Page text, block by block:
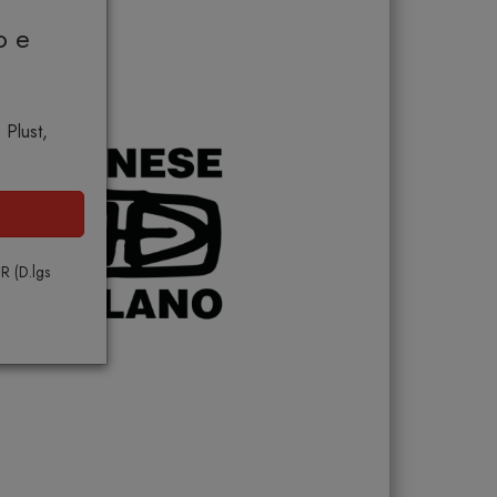
e
(D.lgs